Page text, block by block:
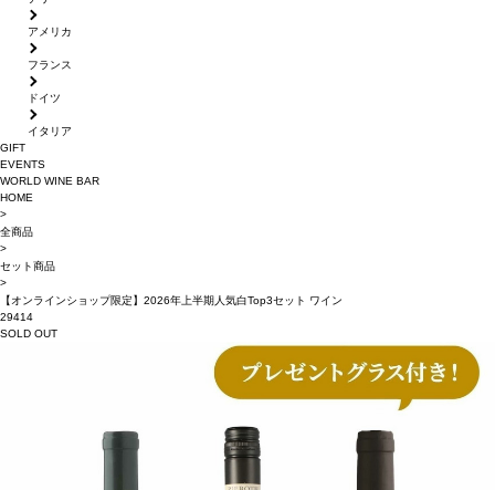
アメリカ
フランス
ドイツ
イタリア
GIFT
EVENTS
WORLD WINE BAR
HOME
>
全商品
>
セット商品
>
【オンラインショップ限定】2026年上半期人気白Top3セット ワイン
29414
SOLD OUT